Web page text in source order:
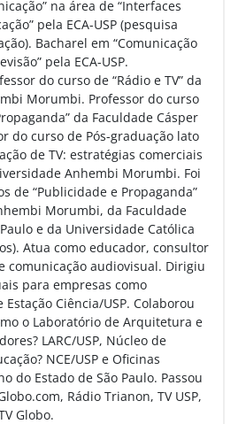
na área de “Interfaces
pela ECA-USP (pesquisa
Bacharel em “Comunicação
pela ECA-USP.
do curso de “Rádio e TV” da
Morumbi. Professor do curso
da Faculdade Cásper
do curso de Pós-graduação lato
de TV: estratégias comerciais
Anhembi Morumbi. Foi
de “Publicidade e Propaganda”
Morumbi, da Faculdade
e da Universidade Católica
Atua como educador, consultor
comunicação audiovisual. Dirigiu
para empresas como
Ciência/USP. Colaborou
o Laboratório de Arquitetura e
LARC/USP, Núcleo de
NCE/USP e Oficinas
do Estado de São Paulo. Passou
Rádio Trianon, TV USP,
Globo.